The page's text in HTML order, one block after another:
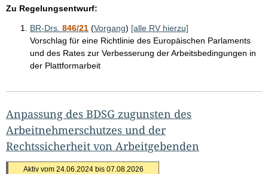
e
Zu Regelungsentwurf:
BR-Drs. 846/21 (Vorgang) [alle RV hierzu]
Vorschlag für eine Richtlinie des Europäischen Parlaments
und des Rates zur Verbesserung der Arbeitsbedingungen in
der Plattformarbeit
Anpassung des BDSG zugunsten des
Arbeitnehmerschutzes und der
Rechtssicherheit von Arbeitgebenden
Aktiv vom 24.06.2024 bis 07.08.2026